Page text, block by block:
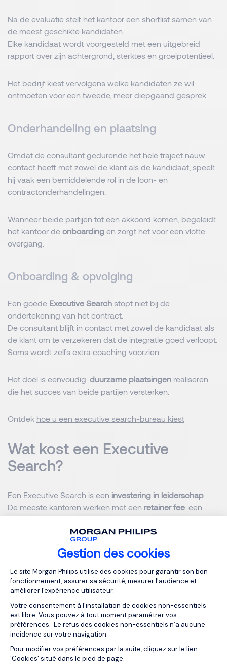
Gestion des cookies
Plateforme de Gestion du
Le site Morgan Philips utilise des cookies pour garantir son bon
fonctionnement, assurer sa sécurité, mesurer l'audience et
améliorer l'expérience utilisateur.
Votre consentement à l'installation de cookies non-essentiels
est libre. Vous pouvez à tout moment paramétrer vos
préférences. Le refus des cookies non-essentiels n’a aucune
incidence sur votre navigation.
Pour modifier vos préférences par la suite, cliquez sur le lien
'Cookies' situé dans le pied de page.
Axeptio consent
Na de evaluatie stelt het kantoor een shortlist samen van
de meest geschikte kandidaten.
Elke kandidaat wordt voorgesteld met een uitgebreid
rapport over zijn achtergrond, sterktes en groeipotentieel.
Het bedrijf kiest vervolgens welke kandidaten ze wil
ontmoeten voor een tweede, meer diepgaand gesprek.
Onderhandeling en plaatsing
Omdat de consultant gedurende het hele traject nauw
contact heeft met zowel de klant als de kandidaat, speelt
hij vaak een bemiddelende rol in de loon- en
contractonderhandelingen.
Wanneer beide partijen tot een akkoord komen, begeleidt
het kantoor de onboarding en zorgt het voor een vlotte
overgang.
Onboarding & opvolging
Een goede Executive Search stopt niet bij de
ondertekening van het contract.
De consultant blijft in contact met zowel de kandidaat als
de klant om te verzekeren dat de integratie goed verloopt.
Soms wordt zelfs extra coaching voorzien.
Het doel is eenvoudig: duurzame plaatsingen realiseren
die het succes van beide partijen versterken.
Ontdek hoe u een executive search-bureau kiest
Wat kost een Executive
Search?
Een Executive Search is een investering in leiderschap
De meeste kantoren werken met een retainer fee: een
vaste vergoeding die het engagement van beide partijen
Die vergoeding wordt meestal berekend als een
percentage (tussen 25% en 35%) van het jaarlijkse
brutoloon van de kandidaat.
Ze wordt in drie fasen betaald: bij de start van de
opdracht, bij de presentatie van de shortlist en bij de
plaatsing.
Deze structuur garandeert dat het kantoor zich volledig
toewijdt aan de zoektocht en dat de klant duidelijk weet